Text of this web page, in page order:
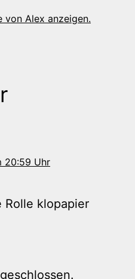
von Alex anzeigen.
20:59 Uhr
Rolle klopapier